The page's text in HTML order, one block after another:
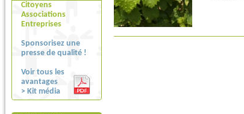
Citoyens
Associations
Entreprises
Sponsorisez une
presse de qualité !
Voir tous les
avantages
> Kit média